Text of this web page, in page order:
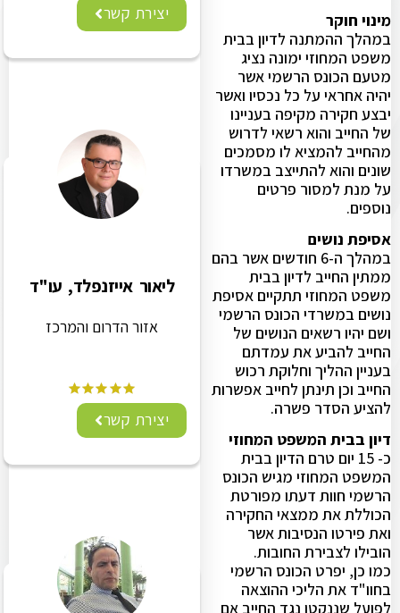
מינוי חוקר
במהלך ההמתנה לדיון בבית
משפט המחוזי ימונה נציג
מטעם הכונס הרשמי אשר
יהיה אחראי על כל נכסיו ואשר
יבצע חקירה מקיפה בעניינו
של החייב והוא רשאי לדרוש
מהחייב להמציא לו מסמכים
שונים והוא להתייצב במשרדו
על מנת למסור פרטים
נוספים.
אסיפת נושים
במהלך ה-6 חודשים אשר בהם
ממתין החייב לדיון בבית
משפט המחוזי תתקיים אסיפת
נושים במשרדי הכונס הרשמי
ושם יהיו רשאים הנושים של
החייב להביע את עמדתם
בעניין ההליך וחלוקת רכוש
החייב וכן תינתן לחייב אפשרות
להציע הסדר פשרה.
דיון בבית המשפט המחוזי
כ- 15 יום טרם הדיון בבית
המשפט המחוזי מגיש הכונס
הרשמי חוות דעתו מפורטת
הכוללת את ממצאי החקירה
ואת פירטו הנסיבות אשר
הובילו לצבירת החובות.
כמו כן, יפרט הכונס הרשמי
בחוו"ד את הליכי ההוצאה
לפועל שננקטו נגד החייב אם
יצירת קשר
ליאור אייזנפלד, עו"ד
אזור הדרום והמרכז
יצירת קשר